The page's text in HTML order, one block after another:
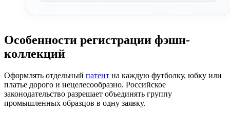
Особенности регистрации фэшн-
коллекций
Оформлять отдельный патент на каждую футболку, юбку или
платье дорого и нецелесообразно. Российское
законодательство разрешает объединять группу
промышленных образцов в одну заявку.